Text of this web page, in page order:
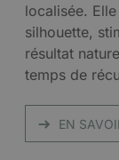
localisée.
silhouette,
résultat
temps de
EN